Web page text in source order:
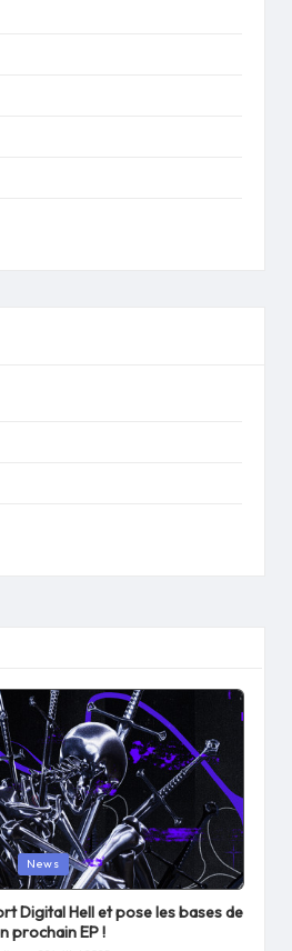
News
Digital Hell et pose les bases de
prochain EP !